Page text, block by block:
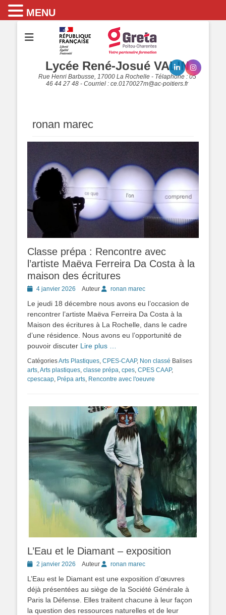
Lycée René-Josué VALIN
Rue Henri Barbusse, 17000 La Rochelle - Télaphone : 05
46 44 27 48 - Courriel : ce.0170027m@ac-poitiers.fr
ronan marec
Classe prépa : Rencontre avec
l’artiste Maëva Ferreira Da Costa à la
maison des écritures
Posted4 janvier 2026 Auteur ronan marec
Le jeudi 18 décembre nous avons eu l’occasion de
rencontrer l’artiste Maëva Ferreira Da Costa à la
Maison des écritures à La Rochelle, dans le cadre
d’une résidence. Nous avons eu l’opportunité de
pouvoir discuter Lire plus …
CatégoriesArts Plastiques, CPES-CAAP, Non classé Balises
arts,Arts plastiques, classe prépa, cpes, CPES CAAP,
cpescaap, Prépa arts, Rencontre avec l'oeuvre
L’Eau et le Diamant – exposition
Posted2 janvier 2026 Auteur ronan marec
L’Eau est le Diamant est une exposition d’œuvres
déjà présentées au siège de la Société Générale à
Paris la Défense. Elles traitent chacune à leur façon
la question des ressources naturelles et de leur
MENU